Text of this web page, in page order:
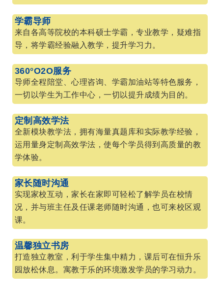
学霸导师
来自各高等院校的本科硕士学霸，专业教学，疑难指
导，将学霸经验融入教学，提升学习力。
360°O2O服务
导师全程陪堂、心理咨询、学霸加油站等特色服务，
一切以学生为工作中心，一切以提升成绩为目的。
定制高效学法
全新模块教学法，拥有海量真题库和实际教学经验，
运用量身定制高效学法，使每个学员得到高质量的教
学体验。
家长随时沟通
实现家校互动，家长在家即可轻松了解学员在校情
况，并与班主任及任课老师随时沟通，也可来校区观
课。
温馨独立书房
打造独立教室，利于学生集中精力，课后可在恒升乐
园放松休息。寓教于乐的环境激发学员的学习动力。